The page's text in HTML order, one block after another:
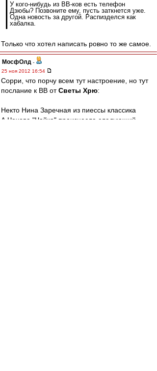
У кого-нибудь из ВВ-ков есть телефон
Дзюбы? Позвоните ему, пусть заткнется уже.
Одна новость за другой. Распизделся как
хабалка.
Только что хотел написать ровно то же самое.
МосфОлд -
25 ноя 2012 16:54
Сорри, что порчу всем тут настроение, но тут
послание к ВВ отСветы Хрю:
Некто Нина Заречная из пиессы классика
А.Чехова "Чайка" произнесла следующий